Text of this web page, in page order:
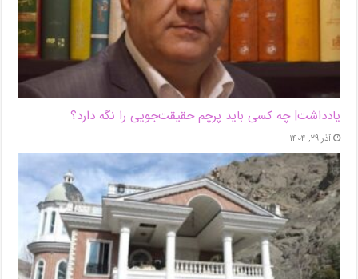
یادداشت| ‌چه کسی باید پرچم حقیقت‌جویی را نگه دارد؟
آذر ۲۹, ۱۴۰۴